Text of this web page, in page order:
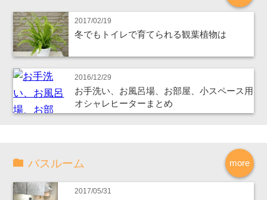
2017/02/19
冬でもトイレで育てられる観葉植物は
2016/12/29
お手洗い、お風呂場、お部屋、小スペース用
オシャレヒーターまとめ
more
バスルーム
2017/05/31